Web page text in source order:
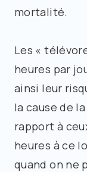
mortalité.
Les «
heures par
ainsi leur
la cause de
rapport à
heures à ce
quand on ne